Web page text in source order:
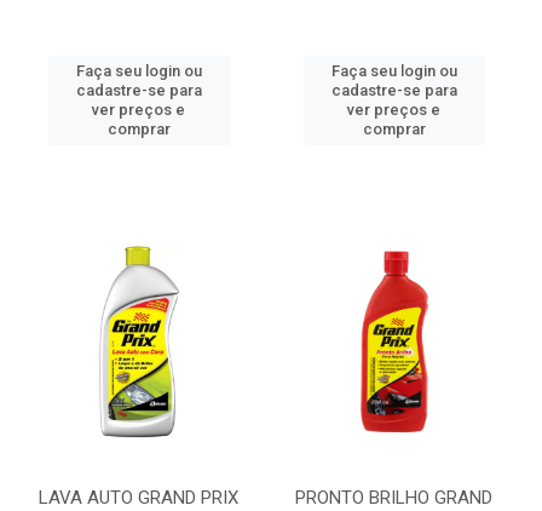
Faça seu login ou
cadastre-se para
ver preços e
comprar
Faça seu login ou
cadastre-se para
ver preços e
comprar
LAVA AUTO GRAND PRIX
PRONTO BRILHO GRAND